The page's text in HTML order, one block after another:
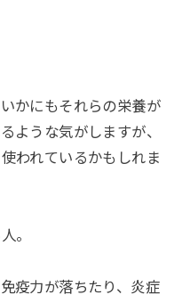
かにもそれらの栄養が
ような気がしますが、
われているかもしれま
。
疫力が落ちたり、炎症